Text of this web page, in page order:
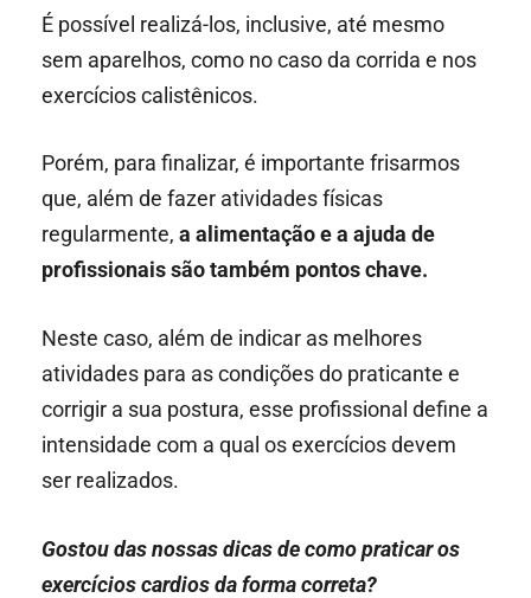
É possível realizá-los, inclusive, até mesmo
sem aparelhos, como no caso da corrida e nos
exercícios calistênicos.
Porém, para finalizar, é importante frisarmos
que, além de fazer atividades físicas
regularmente, a alimentação e a ajuda de
profissionais são também pontos chave.
Neste caso, além de indicar as melhores
atividades para as condições do praticante e
corrigir a sua postura, esse profissional define a
intensidade com a qual os exercícios devem
ser realizados.
Gostou das nossas dicas de como praticar os
exercícios cardios da forma correta?